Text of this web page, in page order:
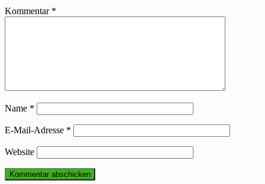
Kommentar *
Name *
E-Mail-Adresse *
Website